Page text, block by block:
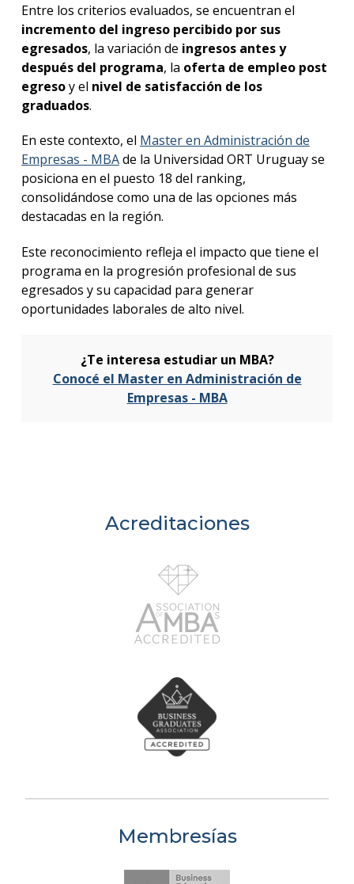
Entre los criterios evaluados, se encuentran el
incremento del ingreso percibido por sus
egresados, la variación de ingresos antes y
después del programa, la oferta de empleo post
egresoy el nivel de satisfacción de los
graduados.
En este contexto, el Master en Administración de
Empresas - MBAde la Universidad ORT Uruguay se
posiciona en el puesto 18 del ranking,
consolidándose como una de las opciones más
destacadas en la región.
Este reconocimiento refleja el impacto que tiene el
programa en la progresión profesional de sus
egresados y su capacidad para generar
oportunidades laborales de alto nivel.
¿Te interesa estudiar un MBA?
Conocé el Master en Administración de
Empresas - MBA
Acreditaciones
Membresías